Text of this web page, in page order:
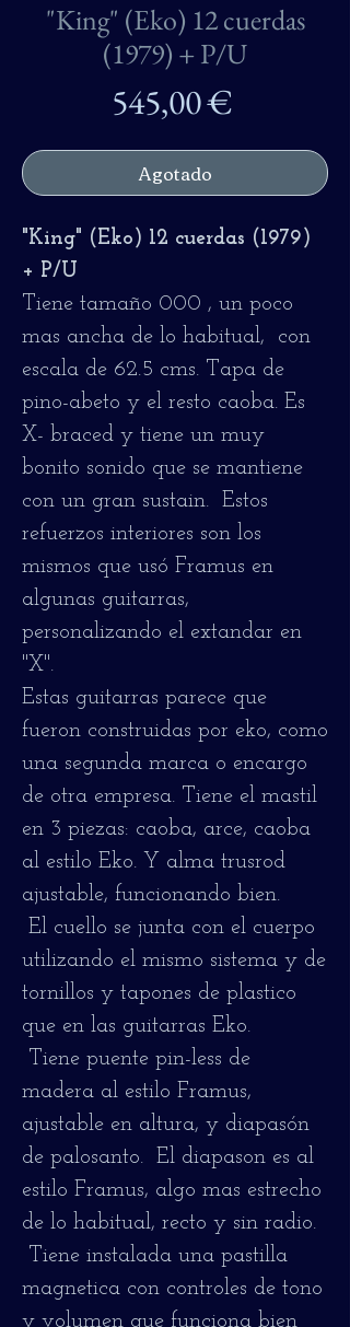
"King" (Eko) 12 cuerdas
(1979) + P/U
545,00 €
Agotado
"King" (Eko) 12 cuerdas (1979)
+ P/U
Tiene tamaño 000 , un poco
mas ancha de lo habitual, con
escala de 62.5 cms. Tapa de
pino-abeto y el resto caoba. Es
X- braced y tiene un muy
bonito sonido que se mantiene
con un gran sustain. Estos
refuerzos interiores son los
mismos que usó Framus en
algunas guitarras,
personalizando el extandar en
"X".
Estas guitarras parece que
fueron construidas por eko, como
una segunda marca o encargo
de otra empresa. Tiene el mastil
en 3 piezas: caoba, arce, caoba
al estilo Eko. Y alma trusrod
ajustable, funcionando bien.
El cuello se junta con el cuerpo
utilizando el mismo sistema y de
tornillos y tapones de plastico
que en las guitarras Eko.
Tiene puente pin-less de
madera al estilo Framus,
ajustable en altura, y diapasón
de palosanto. El diapason es al
estilo Framus, algo mas estrecho
de lo habitual, recto y sin radio.
Tiene instalada una pastilla
magnetica con controles de tono
y volumen que funciona bien